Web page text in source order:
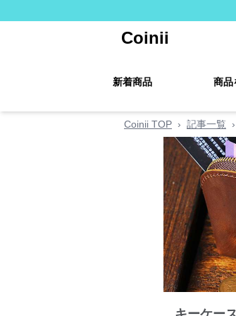
Coinii
新着商品 商品
Coinii TOP › 記事一覧 ›